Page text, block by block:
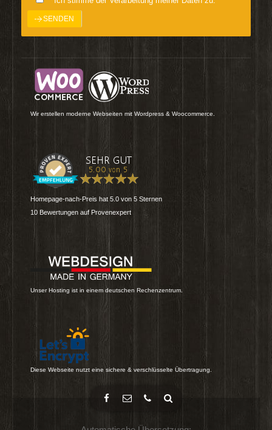
Wir erstellen moderne Webseiten mit Wordpress & Woocommerce.
Homepage-nach-Preis hat 5.0 von 5 Sternen
10 Bewertungen auf Provenexpert
Unser Hosting ist in einem deutschen Rechenzentrum.
Diese Webseite nutzt eine sichere & verschlüsselte Übertragung.